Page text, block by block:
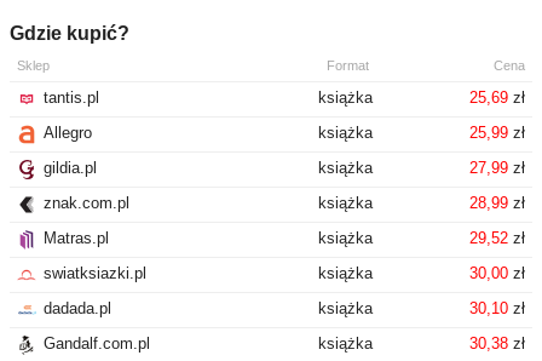
Gdzie kupić?
Sklep Format Cena
tantis.pl książka 25,69 zł
Allegro
książka 25,99 zł
gildia.pl
książka 27,99 zł
znak.com.pl
książka 28,99 zł
Matras.pl
książka 29,52 zł
swiatksiazki.pl
książka 30,00 zł
dadada.pl
książka 30,10 zł
Gandalf.com.pl
książka 30,38 zł